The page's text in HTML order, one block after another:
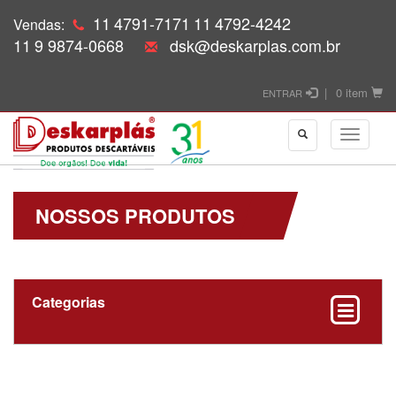
Vendas: 11 4791-7171 11 4792-4242
11 9 9874-0668 dsk@deskarplas.com.br
0 item
ENTRAR |
NOSSOS PRODUTOS
Categorias